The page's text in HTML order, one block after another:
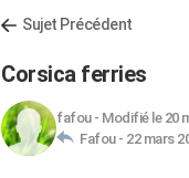
Sujet Précédent
Corsica ferries
fafou- Modifié le 20
Fafou - 22 mars